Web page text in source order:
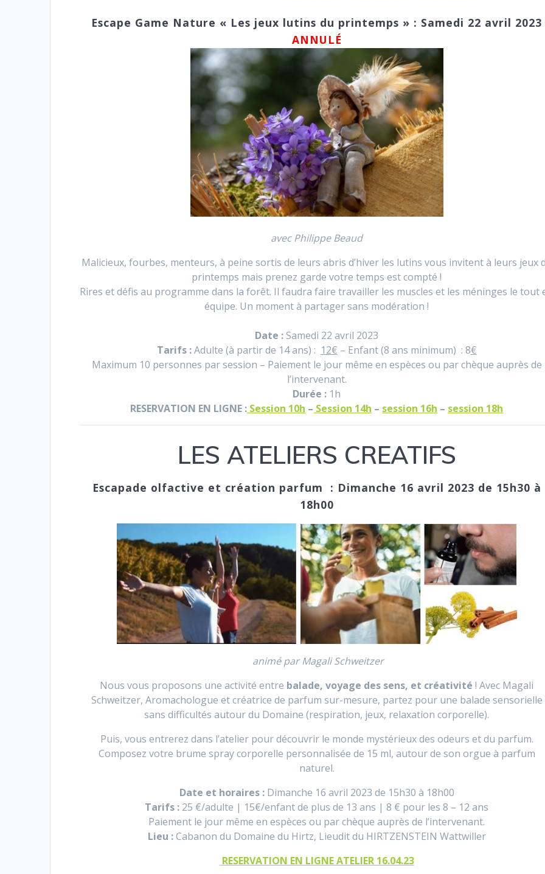
Escape Game Nature « Les jeux lutins du printemps » : Samedi 22 avril 2023
ANNULÉ
avec Philippe Beaud
Malicieux, fourbes, menteurs, à peine sortis de leurs abris d’hiver les lutins vous invitent à leurs jeux
printemps mais prenez garde votre temps est compté !
Rires et défis au programme dans la forêt. Il faudra faire travailler les muscles et les méninges le tout
équipe. Un moment à partager sans modération !
Date : Samedi 22 avril 2023
Tarifs :Adulte (à partir de 14 ans) : 12€ – Enfant (8 ans minimum) : 8€
Maximum 10 personnes par session – Paiement le jour même en espèces ou par chèque auprès de
l’intervenant.
Durée : 1h
RESERVATION EN LIGNE : Session 10h – Session 14h – session 16h – session 18h
LES ATELIERS CREATIFS
Escapade olfactive et création parfum : Dimanche 16 avril 2023 de 15h30 à
18h00
animé parMagali Schweitzer
Nous vous proposons une activité entre balade, voyage des sens, et créativité !Avec Magali
Schweitzer, Aromachologue et créatrice de parfum sur-mesure, partez pour une balade sensorielle
sans difficultés autour du Domaine (respiration, jeux, relaxation corporelle).
Puis, vous entrerez dans l’atelier pour découvrir le monde mystérieux des odeurs et du parfum.
Composez votre brume spray corporelle personnalisée de 15 ml, autour de son orgue à parfum
naturel.
Date et horaires : Dimanche 16 avril 2023 de 15h30 à 18h00
Tarifs : 25 €/adulte | 15€/enfant de plus de 13 ans | 8 € pour les 8 – 12 ans
Paiement le jour même en espèces ou par chèque auprès de l’intervenant.
Lieu :Cabanon du Domaine du Hirtz, Lieudit du HIRTZENSTEIN Wattwiller
RESERVATION EN LIGNE ATELIER 16.04.23